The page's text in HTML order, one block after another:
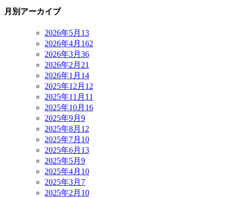
月別アーカイブ
2026年5月 13
2026年4月 162
2026年3月 36
2026年2月 21
2026年1月 14
2025年12月 12
2025年11月 11
2025年10月 16
2025年9月 9
2025年8月 12
2025年7月 10
2025年6月 13
2025年5月 9
2025年4月 10
2025年3月 7
2025年2月 10